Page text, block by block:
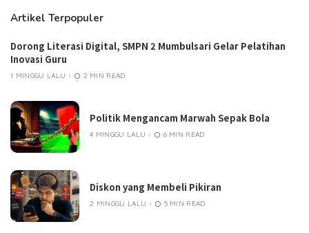
Artikel Terpopuler
Dorong Literasi Digital, SMPN 2 Mumbulsari Gelar Pelatihan
Inovasi Guru
1 MINGGU LALU 2 MIN READ
Politik Mengancam Marwah Sepak Bola
4 MINGGU LALU 6 MIN READ
Diskon yang Membeli Pikiran
2 MINGGU LALU 5 MIN READ